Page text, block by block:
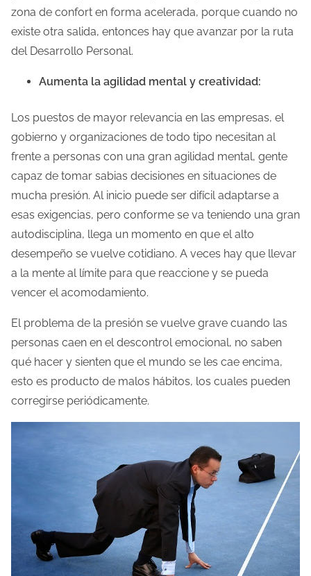
zona de confort en forma acelerada, porque cuando no
existe otra salida, entonces hay que avanzar por la ruta
del Desarrollo Personal.
Aumenta la agilidad mental y creatividad:
Los puestos de mayor relevancia en las empresas, el
gobierno y organizaciones de todo tipo necesitan al
frente a personas con una gran agilidad mental, gente
capaz de tomar sabias decisiones en situaciones de
mucha presión. Al inicio puede ser difícil adaptarse a
esas exigencias, pero conforme se va teniendo una gran
autodisciplina, llega un momento en que el alto
desempeño se vuelve cotidiano. A veces hay que llevar
a la mente al límite para que reaccione y se pueda
vencer el acomodamiento.
El problema de la presión se vuelve grave cuando las
personas caen en el descontrol emocional, no saben
qué hacer y sienten que el mundo se les cae encima,
esto es producto de malos hábitos, los cuales pueden
corregirse periódicamente.